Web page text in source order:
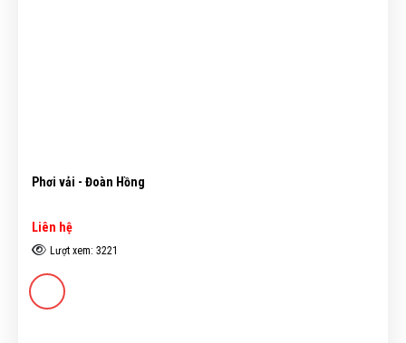
Phơi vải - Đoàn Hồng
Liên hệ
Lượt xem: 3221